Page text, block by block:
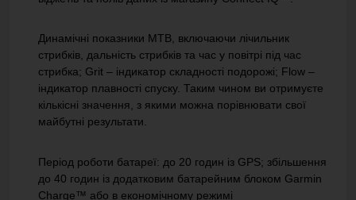
Динамічні показники MTB, включаючи лічильник
стрибків, дальність стрибків та час у повітрі під час
стрибка; Grit – індикатор складності подорожі; Flow –
індикатор плавності спуску. Таким чином ви отримуєте
кількісні значення, з якими можна порівнювати свої
майбутні результати.
Період роботи батареї: до 20 годин із GPS; збільшення
до 40 годин із додатковим батарейним блоком Garmin
Charge™ або в економічному режимі